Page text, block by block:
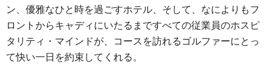
ン、優雅なひと時を過ごすホテル、そして、なによりもフ
ロントからキャディにいたるまですべての従業員のホスピ
タリティ・マインドが、コースを訪れるゴルファーにとっ
て快い一日を約束してくれる。